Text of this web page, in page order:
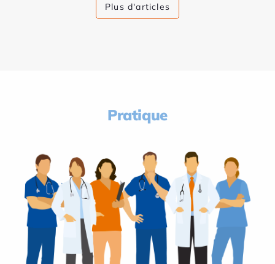
Plus d'articles
Pratique